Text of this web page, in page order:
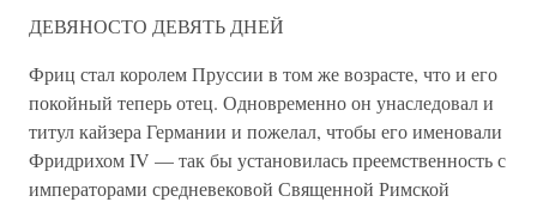
ДЕВЯНОСТО ДЕВЯТЬ ДНЕЙ
Фриц стал королем Пруссии в том же возрасте, что и его
покойный теперь отец. Одновременно он унаследовал и
титул кайзера Германии и пожелал, чтобы его именовали
Фридрихом IV — так бы установилась преемственность с
императорами средневековой Священной Римской